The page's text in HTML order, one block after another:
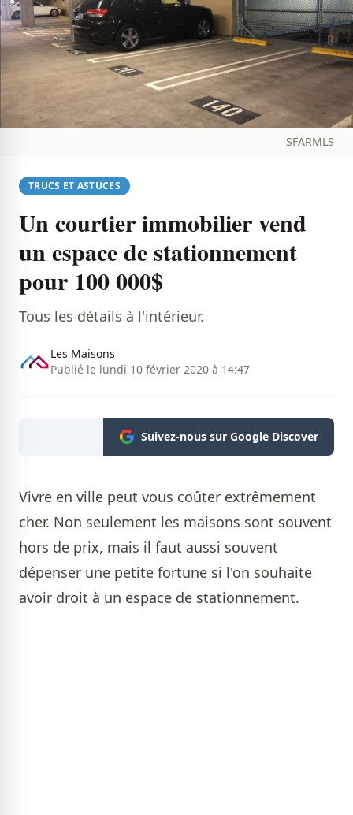
SFARMLS
TRUCS ET ASTUCES
Un courtier immobilier vend
un espace de stationnement
pour 100 000$
Tous les détails à l'intérieur.
Les Maisons
Publié le lundi 10 février 2020 à 14:47
Suivez-nous sur Google Discover
Vivre en ville peut vous coûter extrêmement
cher. Non seulement les maisons sont souvent
hors de prix, mais il faut aussi souvent
dépenser une petite fortune si l'on souhaite
avoir droit à un espace de stationnement.